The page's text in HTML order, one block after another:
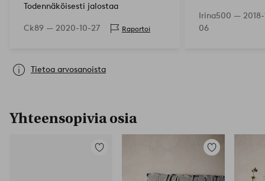
Todennäköisesti jalostaa
sävyssä.
Ck89 — 2020-10-27 Raportoi
Irina500 — 2018-
06
Tietoa arvosanoista
Yhteensopivia osia
Lisää
Lisää